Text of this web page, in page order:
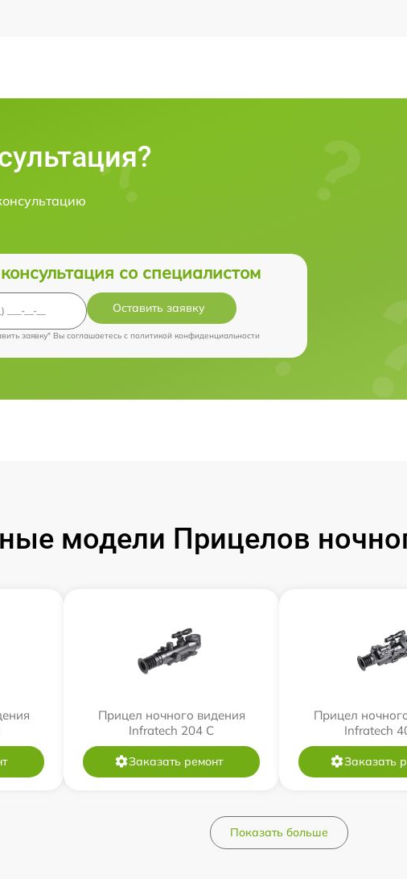
со специалистом
Оставить заявку
заявку" Вы соглашаетесь c политикой конфиденциальности
модели Прицелов
Прицел ночного видения
Infratech 204 С
Заказать ремонт
Прицел
Infratech
Заказать
Показать больше